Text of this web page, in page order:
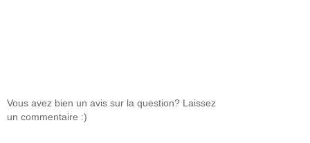
Vous avez bien un avis sur la question? Laissez
un commentaire :)